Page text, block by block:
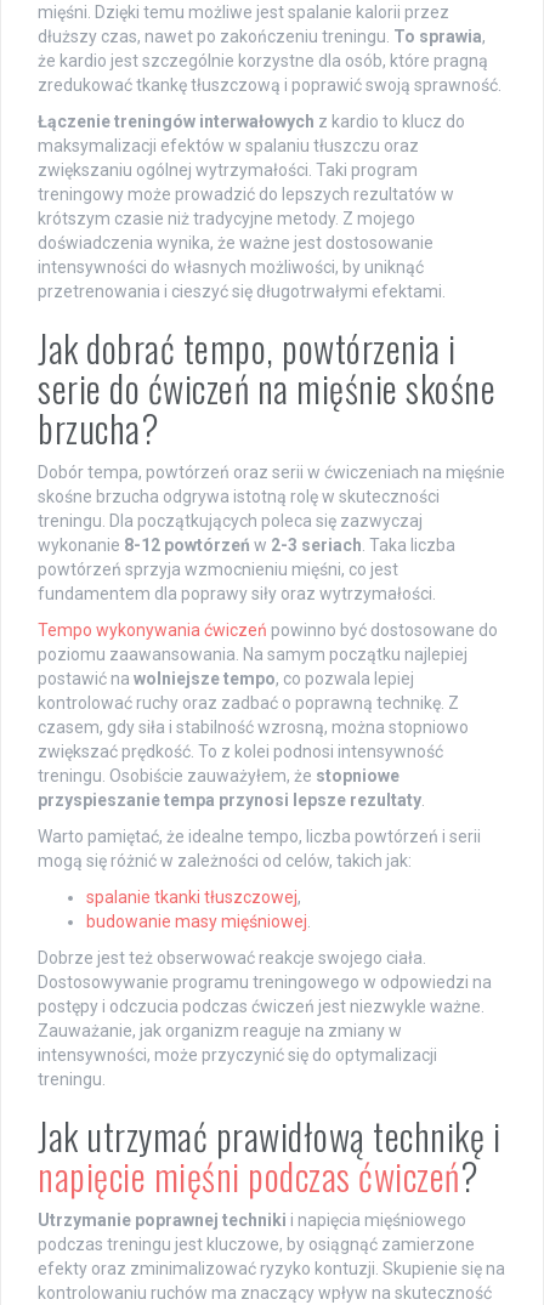
mięśni. Dzięki temu możliwe jest spalanie kalorii przez
dłuższy czas, nawet po zakończeniu treningu. To sprawia,
że kardio jest szczególnie korzystne dla osób, które pragną
zredukować tkankę tłuszczową i poprawić swoją sprawność.
Łączenie treningów interwałowych z kardio to klucz do
maksymalizacji efektów w spalaniu tłuszczu oraz
zwiększaniu ogólnej wytrzymałości. Taki program
treningowy może prowadzić do lepszych rezultatów w
krótszym czasie niż tradycyjne metody. Z mojego
doświadczenia wynika, że ważne jest dostosowanie
intensywności do własnych możliwości, by uniknąć
przetrenowania i cieszyć się długotrwałymi efektami.
Jak dobrać tempo, powtórzenia i
serie do ćwiczeń na mięśnie skośne
brzucha?
Dobór tempa, powtórzeń oraz serii w ćwiczeniach na mięśnie
skośne brzucha odgrywa istotną rolę w skuteczności
treningu. Dla początkujących poleca się zazwyczaj
wykonanie 8-12 powtórzeń w 2-3 seriach . Taka liczba
powtórzeń sprzyja wzmocnieniu mięśni, co jest
fundamentem dla poprawy siły oraz wytrzymałości.
Tempo wykonywania ćwiczeń powinno być dostosowane do
poziomu zaawansowania. Na samym początku najlepiej
postawić na wolniejsze tempo, co pozwala lepiej
kontrolować ruchy oraz zadbać o poprawną technikę. Z
czasem, gdy siła i stabilność wzrosną, można stopniowo
zwiększać prędkość. To z kolei podnosi intensywność
treningu. Osobiście zauważyłem, że stopniowe
przyspieszanie tempa przynosi lepsze rezultaty
Warto pamiętać, że idealne tempo, liczba powtórzeń i serii
mogą się różnić w zależności od celów, takich jak:
spalanie tkanki tłuszczowej,
budowanie masy mięśniowej
Dobrze jest też obserwować reakcje swojego ciała.
Dostosowywanie programu treningowego w odpowiedzi na
postępy i odczucia podczas ćwiczeń jest niezwykle ważne.
Zauważanie, jak organizm reaguje na zmiany w
intensywności, może przyczynić się do optymalizacji
treningu.
Jak utrzymać prawidłową technikę i
napięcie mięśni podczas ćwiczeń?
Utrzymanie poprawnej techniki i napięcia mięśniowego
podczas treningu jest kluczowe, by osiągnąć zamierzone
efekty oraz zminimalizować ryzyko kontuzji. Skupienie się na
kontrolowaniu ruchów ma znaczący wpływ na skuteczność